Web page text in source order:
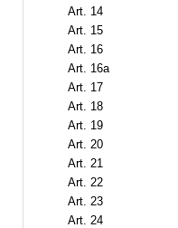
Art. 14
Art. 15
Art. 16
Art. 16a
Art. 17
Art. 18
Art. 19
Art. 20
Art. 21
Art. 22
Art. 23
Art. 24